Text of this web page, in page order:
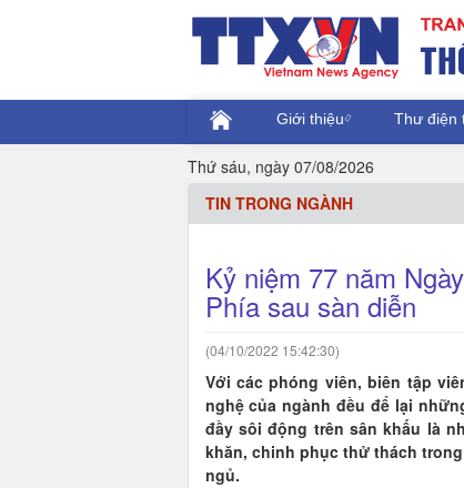
Giới thiệu Thư điện
Thứ sáu, ngày 07/08/2026
TIN TRONG NGÀNH
Kỷ niệm 77 năm
Phía sau sàn diễn
(04/10/2022 15:42:30)
Với các phóng viên, biên tập
nghệ của ngành đều để lại
đầy sôi động trên sân khấu là
khăn, chinh phục thử thách
ngủ.